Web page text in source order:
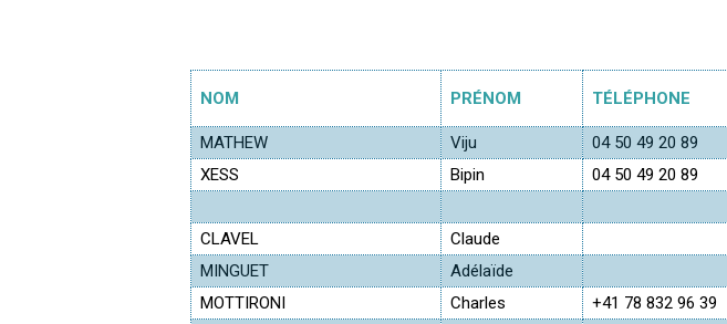
NOM PRÉNOM TÉLÉPHONE
MATHEW
Viju 04 50 49 20 89
XESS
Bipin 04 50 49 20 89
CLAVEL Claude
MINGUET
Adélaïde
MOTTIRONI
Charles +41 78 832 96 39